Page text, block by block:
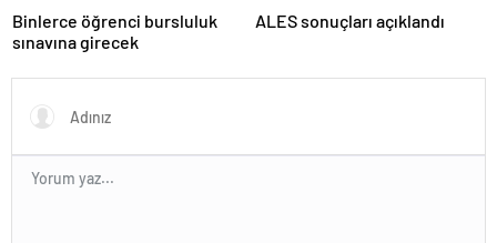
Binlerce öğrenci bursluluk
sınavına girecek
ALES sonuçları açıklandı